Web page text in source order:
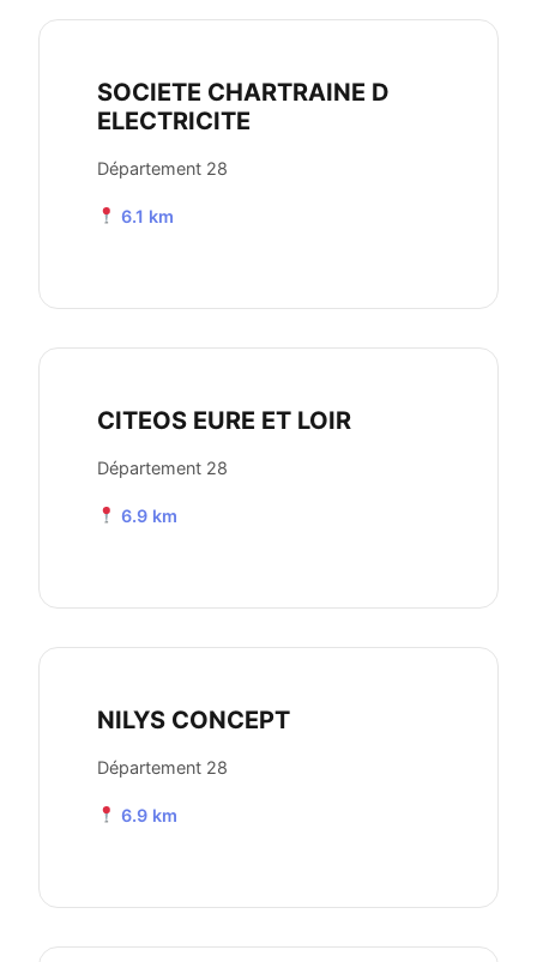
SOCIETE CHARTRAINE D
ELECTRICITE
Département 28
6.1 km
CITEOS EURE ET LOIR
Département 28
6.9 km
NILYS CONCEPT
Département 28
6.9 km